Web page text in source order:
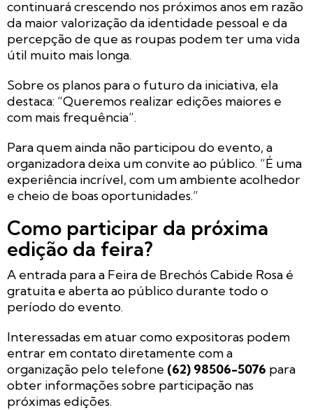
continuará crescendo nos próximos anos em razão
da maior valorização da identidade pessoal e da
percepção de que as roupas podem ter uma vida
útil muito mais longa.
Sobre os planos para o futuro da iniciativa, ela
destaca: “Queremos realizar edições maiores e
com mais frequência”.
Para quem ainda não participou do evento, a
organizadora deixa um convite ao público. “É uma
experiência incrível, com um ambiente acolhedor
e cheio de boas oportunidades.”
Como participar da próxima
edição da feira?
A entrada para a Feira de Brechós Cabide Rosa é
gratuita e aberta ao público durante todo o
período do evento.
Interessadas em atuar como expositoras podem
entrar em contato diretamente com a
organização pelo telefone (62) 98506-5076 para
obter informações sobre participação nas
próximas edições.